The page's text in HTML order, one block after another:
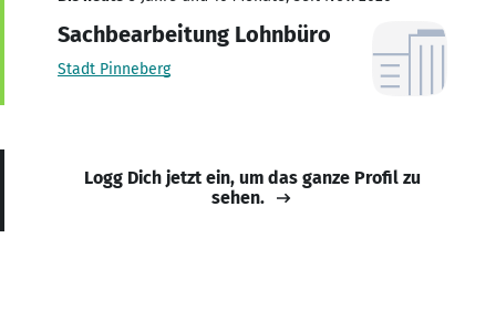
Sachbearbeitung Lohnbüro
Stadt Pinneberg
Logg Dich jetzt ein, um das ganze Profil zu
sehen.